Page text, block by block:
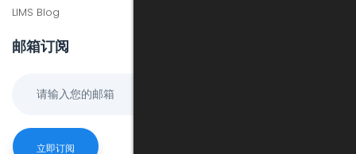
LIMS Blog
邮箱订阅
立即订阅